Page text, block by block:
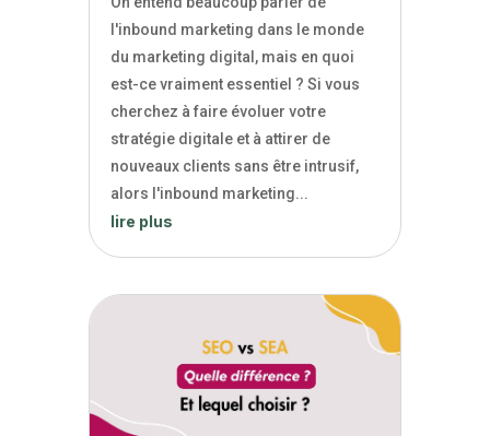
l'inbound marketing dans le monde
du marketing digital, mais en quoi
est-ce vraiment essentiel ? Si vous
cherchez à faire évoluer votre
stratégie digitale et à attirer de
nouveaux clients sans être intrusif,
alors l'inbound marketing...
lire plus